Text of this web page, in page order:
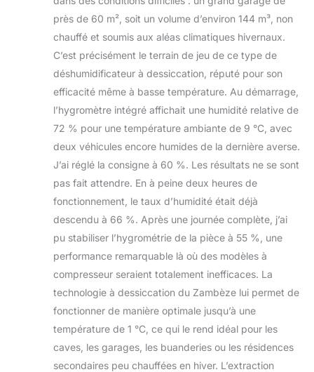
près de 60 m², soit un volume d’environ 144 m³, non
chauffé et soumis aux aléas climatiques hivernaux.
C’est précisément le terrain de jeu de ce type de
déshumidificateur à dessiccation, réputé pour son
efficacité même à basse température. Au démarrage,
l’hygromètre intégré affichait une humidité relative de
72 % pour une température ambiante de 9 °C, avec
deux véhicules encore humides de la dernière averse.
J’ai réglé la consigne à 60 %. Les résultats ne se sont
pas fait attendre. En à peine deux heures de
fonctionnement, le taux d’humidité était déjà
descendu à 66 %. Après une journée complète, j’ai
pu stabiliser l’hygrométrie de la pièce à 55 %, une
performance remarquable là où des modèles à
compresseur seraient totalement inefficaces. La
technologie à dessiccation du Zambèze lui permet de
fonctionner de manière optimale jusqu’à une
température de 1 °C, ce qui le rend idéal pour les
caves, les garages, les buanderies ou les résidences
secondaires peu chauffées en hiver. L’extraction